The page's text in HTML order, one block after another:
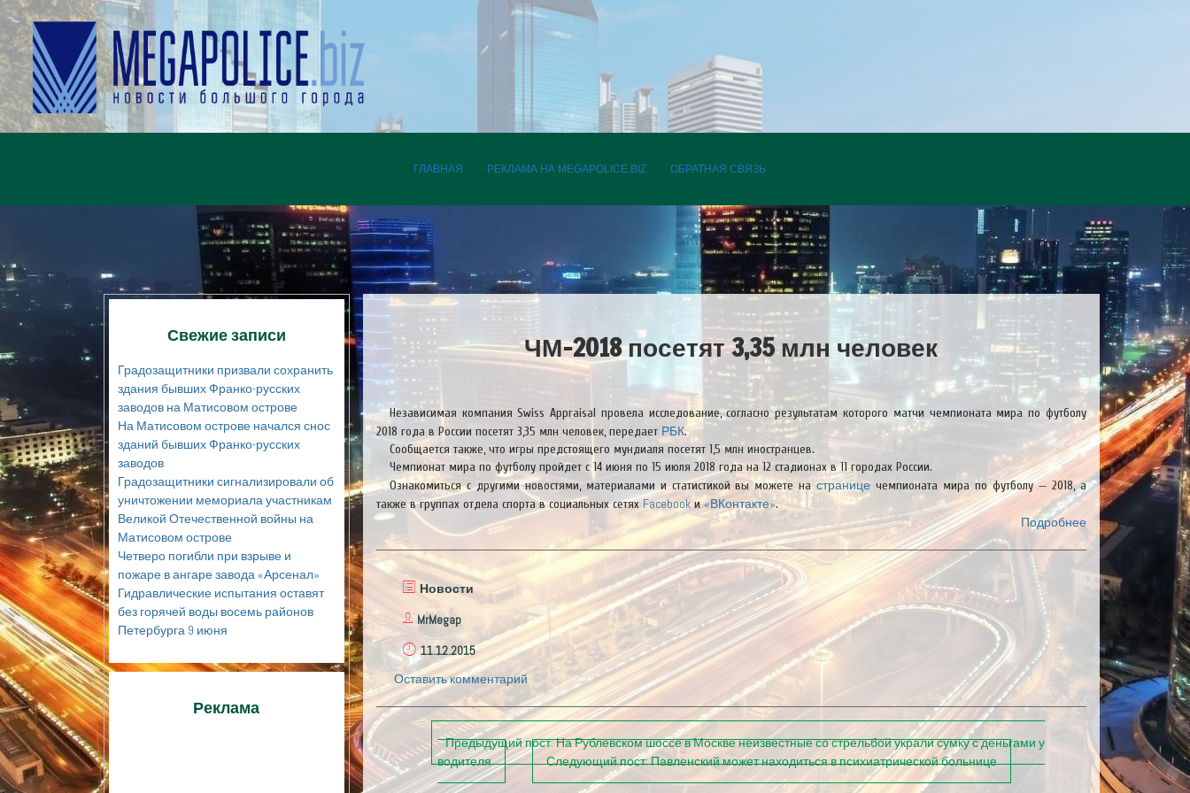
ГЛАВНАЯ РЕКЛАМА НА MEGAPOLICE.BIZ ОБРАТНАЯ СВЯЗЬ
Свежие записи
Градозащитники призвали сохранить
здания бывших Франко-русских
заводов на Матисовом острове
На Матисовом острове начался снос
зданий бывших Франко-русских
заводов
Градозащитники сигнализировали об
уничтожении мемориала участникам
Великой Отечественной войны на
Матисовом острове
Четверо погибли при взрыве и
пожаре в ангаре завода «Арсенал»
Гидравлические испытания оставят
без горячей воды восемь районов
Петербурга 9 июня
Реклама
ЧМ-2018 посетят 3,35 млн человек
Независимая компания Swiss Appraisal провела исследование, согласно результатам которого матчи чемпионата мира по футболу
2018 года в России посетят 3,35 млн человек, передает РБК.
Сообщается также, что игры предстоящего мундиаля посетят 1,5 млн иностранцев.
Чемпионат мира по футболу пройдет с 14 июня по 15 июля 2018 года на 12 стадионах в 11 городах России.
Ознакомиться с другими новостями, материалами и статистикой вы можете настранице чемпионата мира по футболу — 2018, а
также в группах отдела спорта в социальных сетях Facebookи«ВКонтакте».
Подробнее
Новости
MrMegap
11.12.2015
Оставить комментарий
П
о
Предыдущий пост:На Рублевском шоссе в Москве неизвестные со стрельбой украли сумку с деньгами у
водителя
Следующий пост:Павленский может находиться в психиатрической больнице